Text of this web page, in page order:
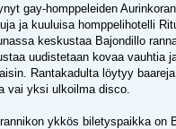
gay-homppeleiden
ja kuuluisa homppelihotelli
keskustaa Bajondillo
uudistetaan kovaa vauhtia
Rantakadulta löytyy
vai yksi ulkoilma disco.
ykkös biletyspaikka on